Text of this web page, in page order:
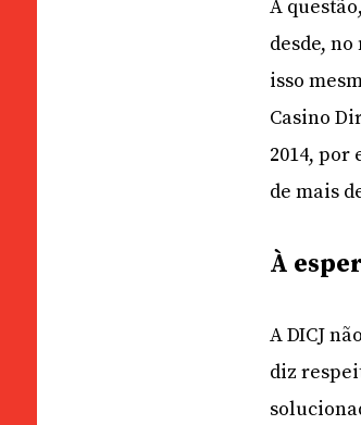
A
desde,
isso
Casino
2014, por
de mais
À
A DICJ
diz